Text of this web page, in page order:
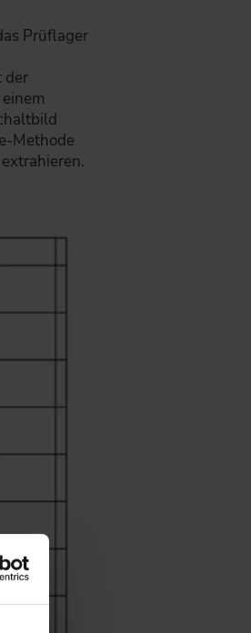
Prüflager
der
Methode